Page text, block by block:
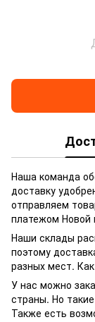
Наша команда
доставку
отправляем
платежом Новой
Наши склады
поэтому
разных мест.
У нас можно
страны. Но
Также есть